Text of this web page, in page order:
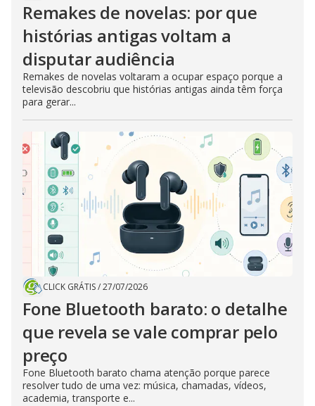
Remakes de novelas: por que
histórias antigas voltam a
disputar audiência
Remakes de novelas voltaram a ocupar espaço porque a
televisão descobriu que histórias antigas ainda têm força
para gerar...
CLICK GRÁTIS/27/07/2026
Fone Bluetooth barato: o detalhe
que revela se vale comprar pelo
preço
Fone Bluetooth barato chama atenção porque parece
resolver tudo de uma vez: música, chamadas, vídeos,
academia, transporte e...